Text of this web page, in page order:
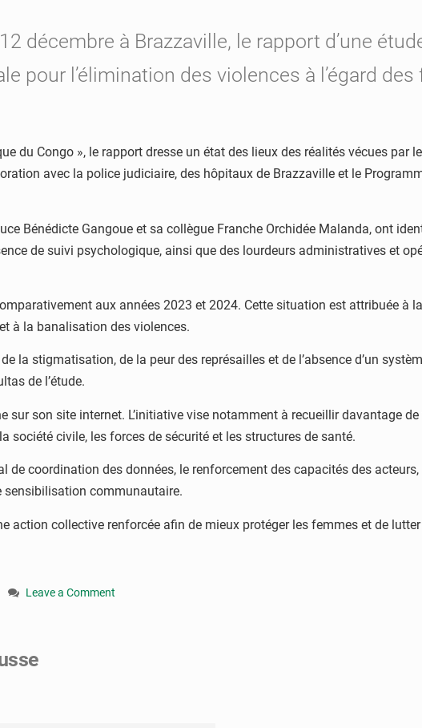
décembre à Brazzaville, le rapport d’une
pour l’élimination des violences à l’égard des
du Congo », le rapport dresse un état des lieux des réalités vécues par
avec la police judiciaire, des hôpitaux de Brazzaville et le
Bénédicte Gangoue et sa collègue Franche Orchidée Malanda, ont
de suivi psychologique, ainsi que des lourdeurs administratives et
aux années 2023 et 2024. Cette situation est attribuée à
à la banalisation des violences.
la stigmatisation, de la peur des représailles et de l’absence d’un
de l’étude.
son site internet. L’initiative vise notamment à recueillir davantage
civile, les forces de sécurité et les structures de santé.
coordination des données, le renforcement des capacités des
sensibilisation communautaire.
action collective renforcée afin de mieux protéger les femmes et de
Leave a Comment
Kaani